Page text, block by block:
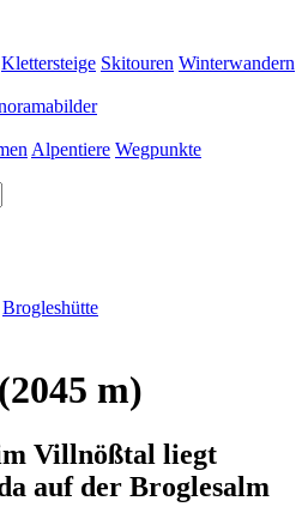
Klettersteige Skitouren Winterwandern
Alpentiere Wegpunkte
Brogleshütte
m)
Villnößtal liegt
auf der Broglesalm